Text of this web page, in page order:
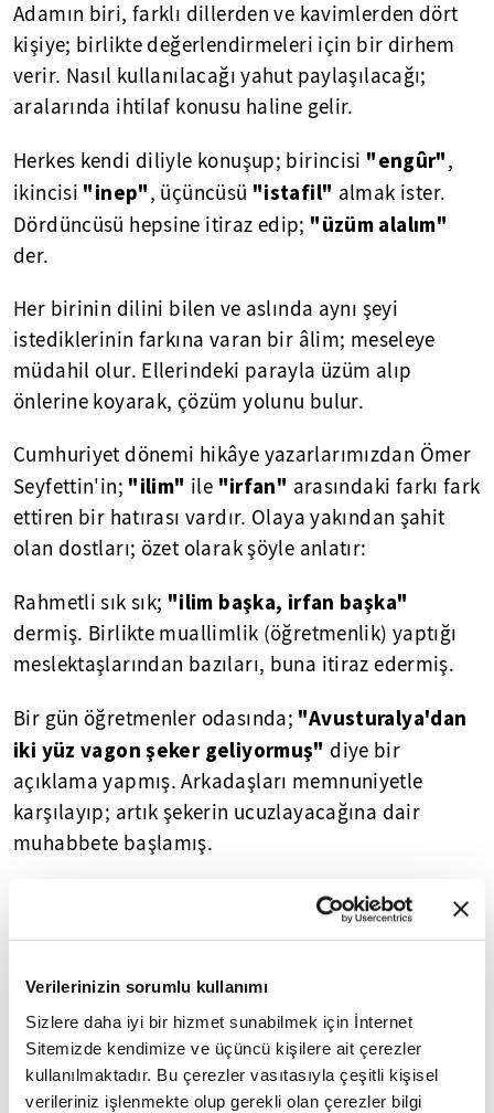
Verilerinizin sorumlu kullanımı
Sizlere daha iyi bir hizmet sunabilmek için İnternet
Sitemizde kendimize ve üçüncü kişilere ait çerezler
kullanılmaktadır. Bu çerezler vasıtasıyla çeşitli kişisel
verileriniz işlenmekte olup gerekli olan çerezler bilgi
Adamın biri, farklı dillerden ve kavimlerden dört
kişiye; birlikte değerlendirmeleri için bir dirhem
verir. Nasıl kullanılacağı yahut paylaşılacağı;
aralarında ihtilaf konusu haline gelir.
Herkes kendi diliyle konuşup; birincisi "engûr",
ikincisi "inep", üçüncüsü "istafil" almak ister.
Dördüncüsü hepsine itiraz edip; "üzüm alalım"
der.
Her birinin dilini bilen ve aslında aynı şeyi
istediklerinin farkına varan bir âlim; meseleye
müdahil olur. Ellerindeki parayla üzüm alıp
önlerine koyarak, çözüm yolunu bulur.
Cumhuriyet dönemi hikâye yazarlarımızdan Ömer
Seyfettin'in; "ilim" ile "irfan" arasındaki farkı fark
ettiren bir hatırası vardır. Olaya yakından şahit
olan dostları; özet olarak şöyle anlatır:
Rahmetli sık sık; "ilim başka, irfan başka"
dermiş. Birlikte muallimlik (öğretmenlik) yaptığı
meslektaşlarından bazıları, buna itiraz edermiş.
Bir gün öğretmenler odasında; "Avusturalya'dan
iki yüz vagon şeker geliyormuş" diye bir
açıklama yapmış. Arkadaşları memnuniyetle
karşılayıp; artık şekerin ucuzlayacağına dair
muhabbete başlamış.
Biraz sonra, içeriye bir hademe (hizmetli) girmiş.
Aynı haberi onunla da paylaştığında;"Efendim
demiş.
Bunun üzerine;"Gördünüz mü, tahsilli
muallimler düşünmeden inandı; tahsilsiz